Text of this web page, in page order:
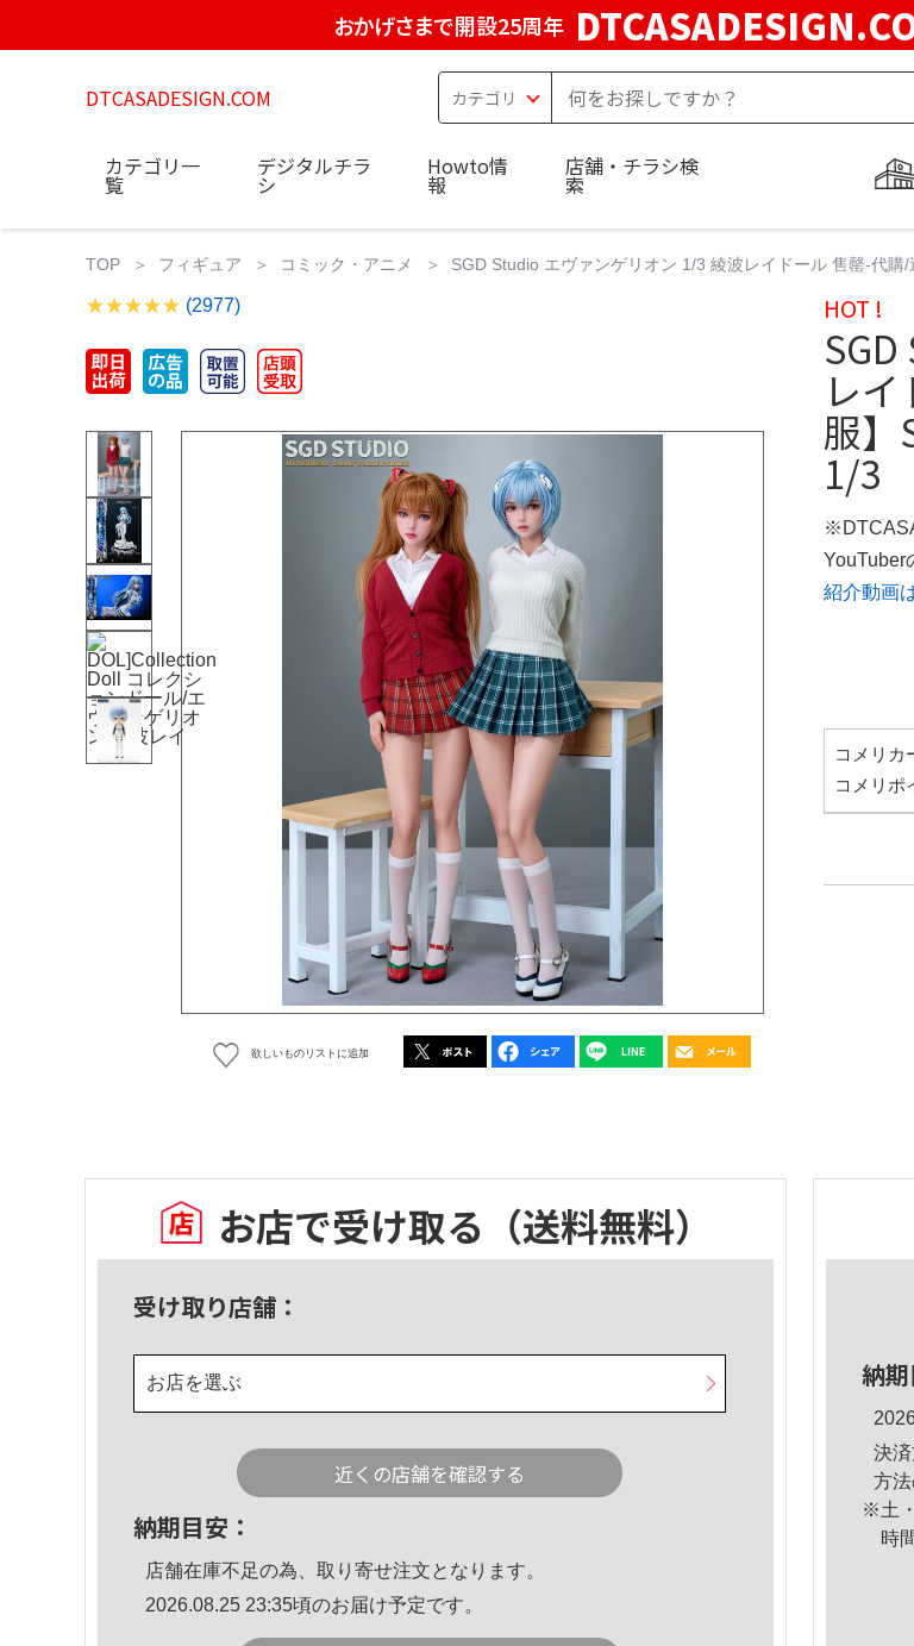
おかげさまで開設25周年
DTCASADESIGN.COM
カテゴリ一
覧
デジタルチラ
シ
Howto情
報
店舗・チラシ検
索
TOP フィギュア コミック・アニメ SGD Studio エヴァンゲリオン 1/3 綾波レイドール 售罄-代
(2977)
欲しいものリストに追加
HOT !
レ
服】
1/3
YouTuber
紹介動画
コメリカ
コメリポ
お店で受け取る （送料無料）
受け取り店舗：
お店を選ぶ
近くの店舗を確認する
納期目安：
店舗在庫不足の為、取り寄せ注文となります。
2026.08.25 23:35頃のお届け予定です。
納期
決
方
※土
時